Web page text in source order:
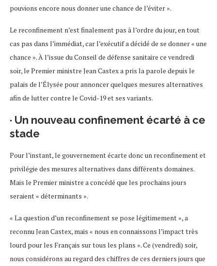
pouvions encore nous donner une chance de l’éviter ».
Le reconfinement n’est finalement pas à l’ordre du jour, en tout
cas pas dans l’immédiat, car l’exécutif a décidé de se donner « une
chance ». À l’issue du Conseil de défense sanitaire ce vendredi
soir, le Premier ministre Jean Castex a pris la parole depuis le
palais de l’Élysée pour annoncer quelques mesures alternatives
afin de lutter contre le Covid-19 et ses variants.
· Un nouveau confinement écarté à ce
stade
Pour l’instant, le gouvernement écarte donc un reconfinement et
privilégie des mesures alternatives dans différents domaines.
Mais le Premier ministre a concédé que les prochains jours
seraient « déterminants ».
« La question d’un reconfinement se pose légitimement », a
reconnu Jean Castex, mais « nous en connaissons l’impact très
lourd pour les Français sur tous les plans ». Ce (vendredi) soir,
nous considérons au regard des chiffres de ces derniers jours que